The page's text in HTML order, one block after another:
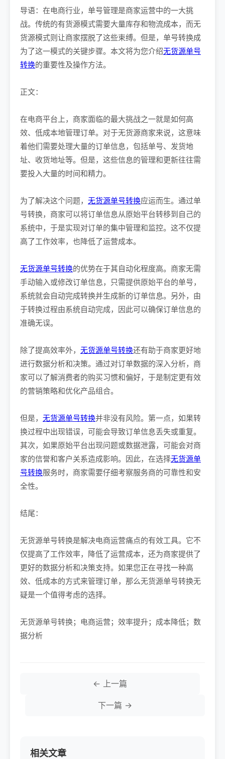
导语：在电商行业，单号管理是商家运营中的一大挑
战。传统的有货源模式需要大量库存和物流成本，而无
货源模式则让商家摆脱了这些束缚。但是，单号转换成
为了这一模式的关键步骤。本文将为您介绍无货源单号
转换的重要性及操作方法。
正文：
在电商平台上，商家面临的最大挑战之一就是如何高
效、低成本地管理订单。对于无货源商家来说，这意味
着他们需要处理大量的订单信息，包括单号、发货地
址、收货地址等。但是，这些信息的管理和更新往往需
要投入大量的时间和精力。
为了解决这个问题， 无货源单号转换应运而生。通过单
号转换，商家可以将订单信息从原始平台转移到自己的
系统中，于是实现对订单的集中管理和监控。这不仅提
高了工作效率，也降低了运营成本。
无货源单号转换的优势在于其自动化程度高。商家无需
手动输入或修改订单信息，只需提供原始平台的单号，
系统就会自动完成转换并生成新的订单信息。另外，由
于转换过程由系统自动完成，因此可以确保订单信息的
准确无误。
除了提高效率外， 无货源单号转换还有助于商家更好地
进行数据分析和决策。通过对订单数据的深入分析，商
家可以了解消费者的购买习惯和偏好，于是制定更有效
的营销策略和优化产品组合。
但是， 无货源单号转换并非没有风险。第一点，如果转
换过程中出现错误，可能会导致订单信息丢失或重复。
其次，如果原始平台出现问题或数据泄露，可能会对商
家的信誉和客户关系造成影响。因此，在选择无货源单
号转换服务时，商家需要仔细考察服务商的可靠性和安
全性。
结尾：
无货源单号转换是解决电商运营痛点的有效工具。它不
仅提高了工作效率，降低了运营成本，还为商家提供了
更好的数据分析和决策支持。如果您正在寻找一种高
效、低成本的方式来管理订单，那么无货源单号转换无
疑是一个值得考虑的选择。
无货源单号转换；电商运营；效率提升；成本降低；数
据分析
← 上一篇
下一篇 →
相关文章